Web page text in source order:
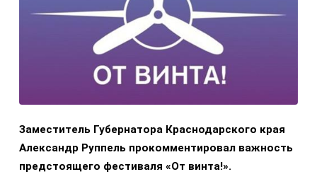
Заместитель Губернатора Краснодарского края
Александр Руппель прокомментировал важность
предстоящего фестиваля «От винта!».